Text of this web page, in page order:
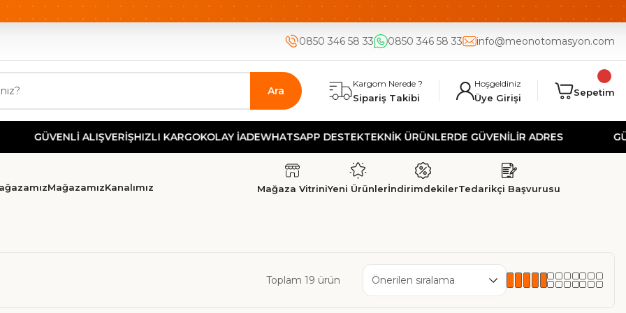
KARGO HIZLI KARGO GÜVENLİ ALIŞVERİŞ-KOLAY İADE UYGUN FİYAT
0850 346 58 33 0850 346 58 33 info@meonotomasyon.com
Ara
Kargom Nerede ?
Sipariş Takibi
Hoşgeldiniz
Üye Girişi Sepetim
GÜVENLİ ALIŞVERİŞHIZLI KARGOKOLAY İADEWHATSAPP DESTEKTEKNİK ÜRÜNLERDE GÜVENİLİR ADRES
MağazamızKanalımız Mağaza VitriniYeni ÜrünlerİndirimdekilerTedarikçi Başvurusu
Toplam 19 ürün